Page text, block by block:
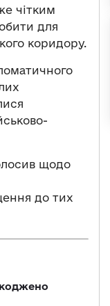
чітким
для
коридору.
щодо
до тих